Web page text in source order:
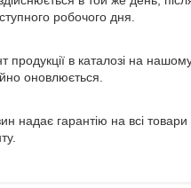
робочого дня.
продукції в каталозі на
оновлюється.
надає гарантію на всі товари